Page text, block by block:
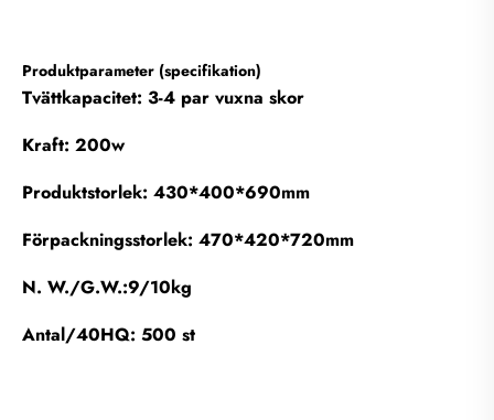
Produktparameter (specifikation)
Tvättkapacitet: 3-4 par vuxna skor
Kraft: 200w
Produktstorlek: 430*400*690mm
Förpackningsstorlek: 470*420*720mm
N. W./G.W.:9/10kg
Antal/40HQ: 500 st